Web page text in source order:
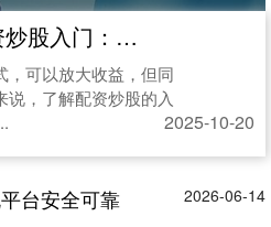
读指南，稳健获利
2025-10-20
，可以放大收益，但同
，了解配资炒股的入
台安全可靠 2026-06-14